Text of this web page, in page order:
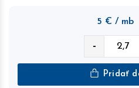
5 € / mb
-
Pridať